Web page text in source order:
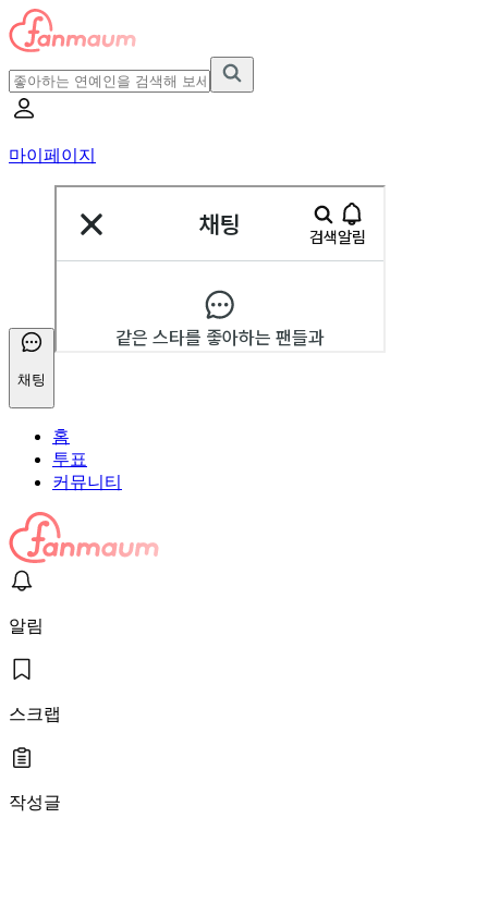
마이페이지
채팅
홈
투표
커뮤니티
알림
스크랩
작성글